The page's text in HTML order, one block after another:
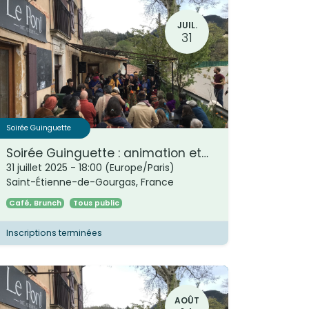
JUIL.
31
Soirée Guinguette
Soirée Guinguette : animation et petite restauration
31 juillet 2025 - 18:00 (Europe/Paris)
Saint-Étienne-de-Gourgas, France
Café, Brunch Tous public
Inscriptions terminées
AOÛT